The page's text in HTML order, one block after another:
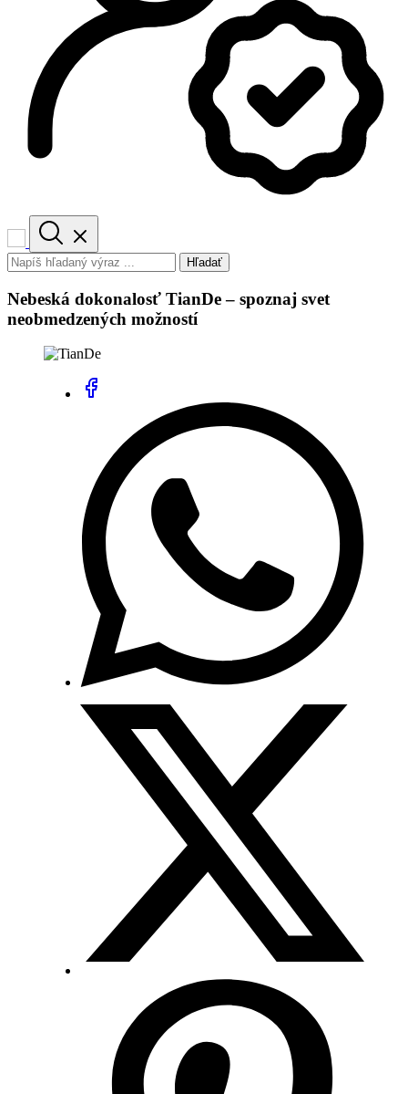
Hľadať
Nebeská dokonalosť TianDe – spoznaj svet
neobmedzených možností